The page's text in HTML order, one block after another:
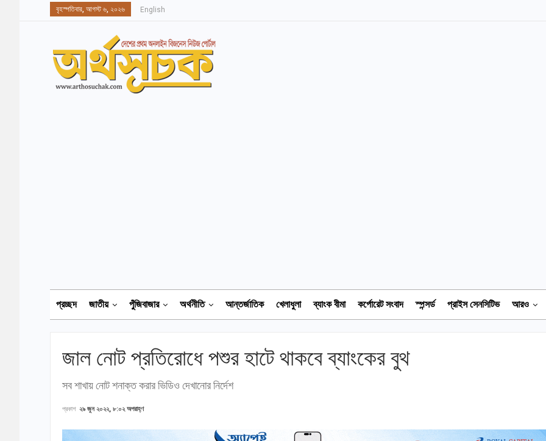
বৃহস্পতিবার, আগস্ট ৬, ২০২৬ English
প্রচ্ছদ জাতীয় পুঁজিবাজার অর্থনীতি আন্তর্জাতিক খেলাধুলা ব্যাংক বীমা কর্পোরেট সংবাদ স্পন্সর্ড প্রাইস সেনসিটিভ আরও
জাল নোট প্রতিরোধে পশুর হাটে থাকবে ব্যাংকের বুথ
সব শাখায় নোট শনাক্ত করার ভিডিও দেখানোর নির্দেশ
প্রকাশ ২৯ জুন ২০২২, ৮:০২ অপরাহ্ণ